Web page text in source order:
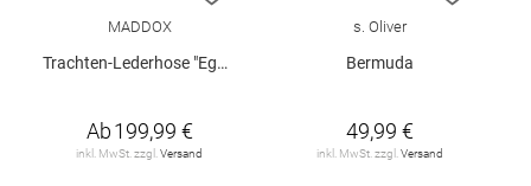
MADDOX
Trachten-Lederhose "Egbert"
Ab199,99 €
inkl. MwSt. zzgl. Versand
s. Oliver
Bermuda
49,99 €
inkl. MwSt. zzgl. Versand